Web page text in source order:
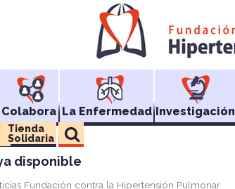
Colabora La Enfermedad Investigación
Tienda
Solidaria
disponible
Fundación contra la Hipertensión Pulmonar